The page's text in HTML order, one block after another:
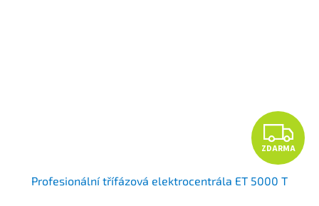
Z
D
ZDARMA
Profesionální třífázová elektrocentrála ET 5000 T